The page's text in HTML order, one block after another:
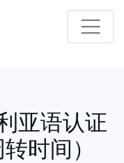
亚语认证
时间）